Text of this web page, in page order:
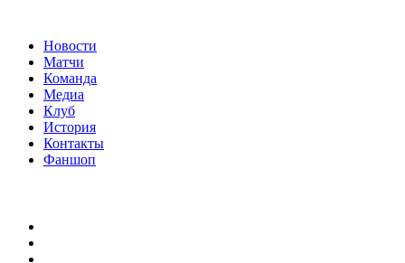
Новости
Матчи
Команда
Медиа
Клуб
История
Контакты
Фаншоп